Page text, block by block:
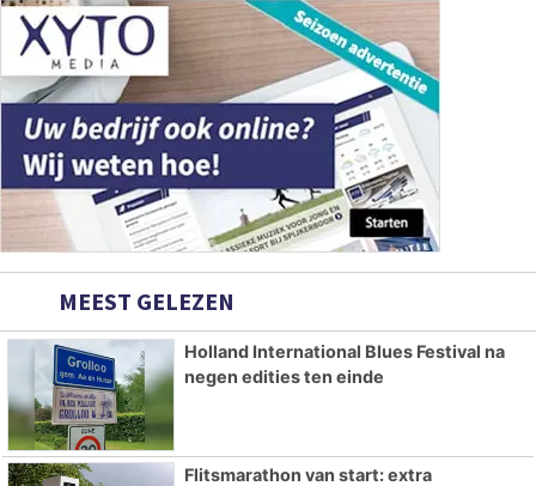
MEEST GELEZEN
Holland International Blues Festival na
negen edities ten einde
Flitsmarathon van start: extra